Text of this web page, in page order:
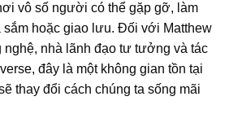
vô số người có thể gặp gỡ, làm
sắm hoặc giao lưu. Đối với Matthew
nghệ, nhà lãnh đạo tư tưởng và tác
đây là một không gian tồn tại
thay đổi cách chúng ta sống mãi